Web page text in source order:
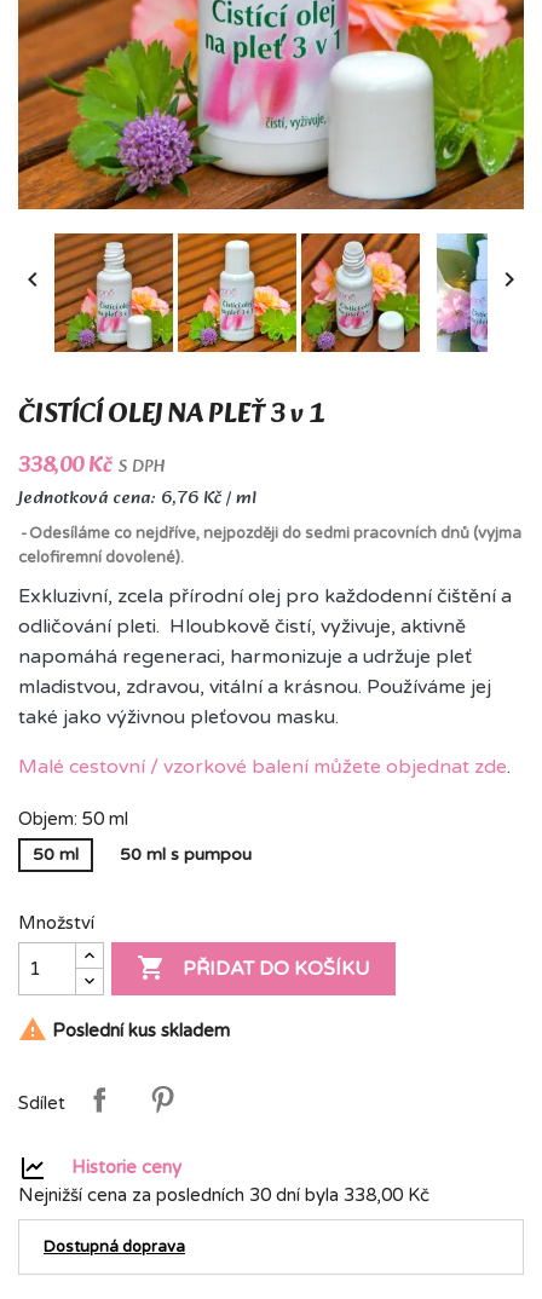
 
ČISTÍCÍ OLEJ NA PLEŤ 3 v 1
338,00 Kč S DPH
Jednotková cena: 6,76 Kč / ml
Odesíláme co nejdříve, nejpozději do sedmi pracovních dnů (vyjma
celofiremní dovolené).
Exkluzivní, zcela přírodní olej pro každodenní čištění a
odličování pleti. Hloubkově čistí, vyživuje, aktivně
napomáhá regeneraci, harmonizuje a udržuje pleť
mladistvou, zdravou, vitální a krásnou. Používáme jej
také jako výživnou pleťovou masku.
Malé cestovní / vzorkové balení můžete objednat zde.
Objem: 50 ml
50 ml 50 ml s pumpou
Množství
 PŘIDAT DO KOŠÍKU
 Poslední kus skladem
Sdílet
Historie ceny
Nejnižší cena za posledních 30 dní byla 338,00 Kč
Dostupná doprava